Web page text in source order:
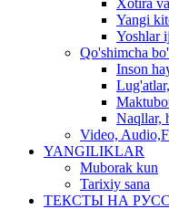
Yangi
Yoshlar
Qo'shimcha
Inson
Naqllar,
Video,
YANGILIKLAR
Muborak kun
Tarixiy sana
ТЕКСТЫ НА